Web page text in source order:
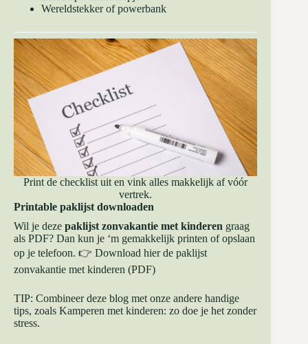
Wereldstekker of powerbank
Print de checklist uit en vink alles makkelijk af vóór
vertrek.
Printable paklijst downloaden
Wil je deze paklijst zonvakantie met kinderen graag
als PDF? Dan kun je ‘m gemakkelijk printen of opslaan
op je telefoon. 👉 Download hier de paklijst
zonvakantie met kinderen (PDF)
TIP: Combineer deze blog met onze andere handige
tips, zoals Kamperen met kinderen: zo doe je het zonder
stress.